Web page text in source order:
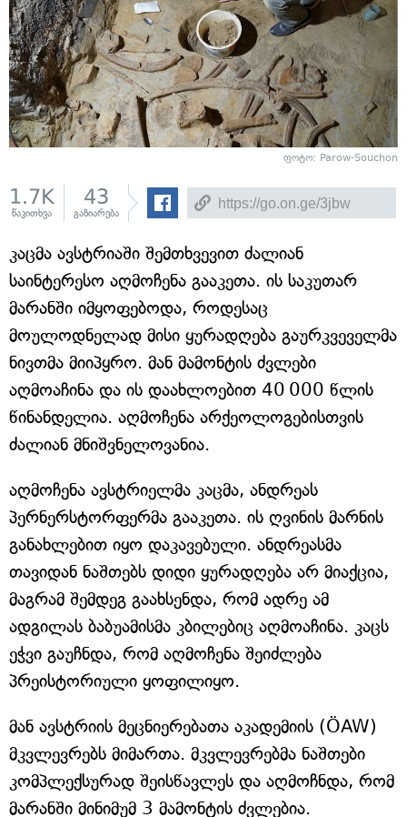
ფოტო: Parow-Souchon
1.7K
წაკითხვა
43
გაზიარება
კაცმა ავსტრიაში შემთხვევით ძალიან
საინტერესო აღმოჩენა გააკეთა. ის საკუთარ
მარანში იმყოფებოდა, როდესაც
მოულოდნელად მისი ყურადღება გაურკვეველმა
ნივთმა მიიპყრო. მან მამონტის ძვლები
აღმოაჩინა და ის დაახლოებით 40 000 წლის
წინანდელია. აღმოჩენა არქეოლოგებისთვის
ძალიან მნიშვნელოვანია.
აღმოჩენა ავსტრიელმა კაცმა, ანდრეას
პერნერსტორფერმა გააკეთა. ის ღვინის მარნის
განახლებით იყო დაკავებული. ანდრეასმა
თავიდან ნაშთებს დიდი ყურადღება არ მიაქცია,
მაგრამ შემდეგ გაახსენდა, რომ ადრე ამ
ადგილას ბაბუამისმა კბილებიც აღმოაჩინა. კაცს
ეჭვი გაუჩნდა, რომ აღმოჩენა შეიძლება
პრეისტორიული ყოფილიყო.
მან ავსტრიის მეცნიერებათა აკადემიის (ÖAW)
მკვლევრებს მიმართა. მკვლევრებმა ნაშთები
კომპლექსურად შეისწავლეს და აღმოჩნდა, რომ
მარანში მინიმუმ 3 მამონტის ძვლებია.